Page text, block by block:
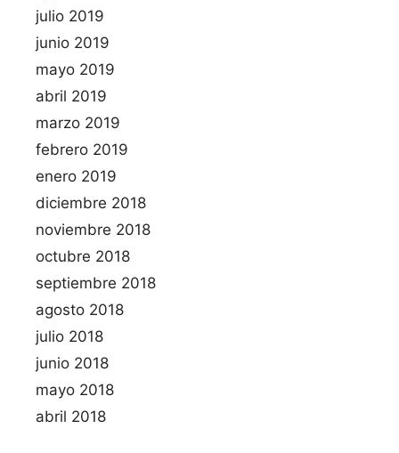
julio 2019
junio 2019
mayo 2019
abril 2019
marzo 2019
febrero 2019
enero 2019
diciembre 2018
noviembre 2018
octubre 2018
septiembre 2018
agosto 2018
julio 2018
junio 2018
mayo 2018
abril 2018